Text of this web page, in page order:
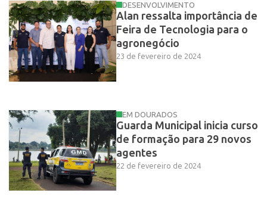
DESENVOLVIMENTO
Alan ressalta importância de
Feira de Tecnologia para o
agronegócio
23 de fevereiro de 2024
EM DOURADOS
Guarda Municipal inicia curso
de formação para 29 novos
agentes
22 de fevereiro de 2024